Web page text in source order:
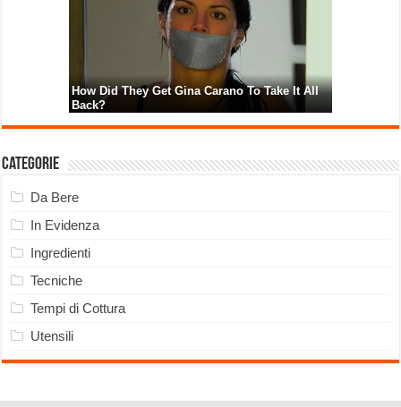
Categorie
Da Bere
In Evidenza
Ingredienti
Tecniche
Tempi di Cottura
Utensili